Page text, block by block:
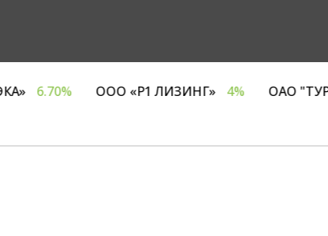
ОДО «ЭНЭКА» 6.70% ООО «Р1 ЛИЗИНГ» 4%